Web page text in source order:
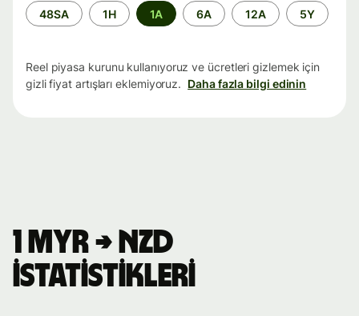
Zaman
aralığı
48SA 1H 1A 6A 12A 5Y
Reel piyasa kurunu kullanıyoruz ve ücretleri gizlemek için
gizli fiyat artışları eklemiyoruz. Daha fazla bilgi edinin
1 MYR → NZD
istatistikleri